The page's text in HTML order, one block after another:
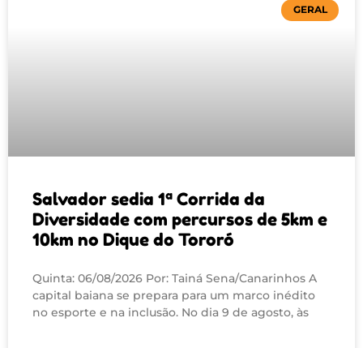
GERAL
Salvador sedia 1ª Corrida da
Diversidade com percursos de 5km e
10km no Dique do Tororó
Quinta: 06/08/2026 Por: Tainá Sena/Canarinhos A
capital baiana se prepara para um marco inédito
no esporte e na inclusão. No dia 9 de agosto, às